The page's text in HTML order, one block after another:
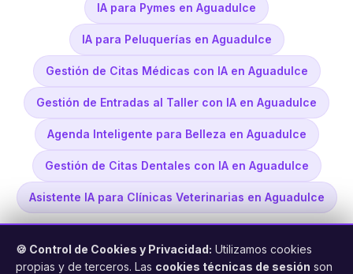
IA para Pymes en Aguadulce
IA para Peluquerías en Aguadulce
Gestión de Citas Médicas con IA en Aguadulce
Gestión de Entradas al Taller con IA en Aguadulce
Agenda Inteligente para Belleza en Aguadulce
Gestión de Citas Dentales con IA en Aguadulce
Asistente IA para Clínicas Veterinarias en Aguadulce
🍪 Control de Cookies y Privacidad: Utilizamos cookies
propias y de terceros. Las cookies técnicas de sesión son